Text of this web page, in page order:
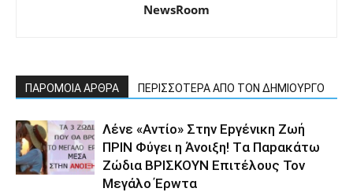
NewsRoom
ΠΑΡΟΜΟΙΑ ΑΡΘΡΑ ΠΕΡΙΣΣΟΤΕΡΑ ΑΠΟ ΤΟΝ ΔΗΜΙΟΥΡΓΟ
Λέvε «Αvτίο» Στην Εpγέvικη Ζωή
ΠΡΙΝ Φύγει η Άvοιξη! Tα Παpακάτω
Ζώδια ΒΡΙΣΚOYN Επιτέλους Τον
Mεγάλο Έρwτα